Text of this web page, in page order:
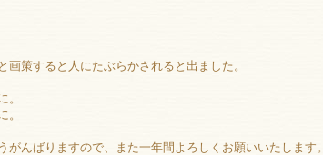
策すると人にたぶらかされると出ました。
。
。
んばりますので、また一年間よろしくお願いいたします。